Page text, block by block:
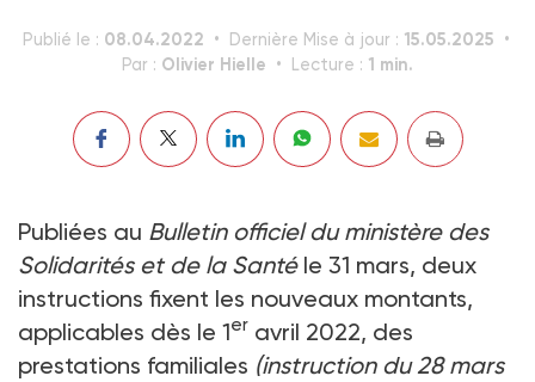
Publié le : 08.04.2022 Dernière Mise à jour : 15.05.2025
Par : Olivier Hielle Lecture : 1 min.
Publiées au Bulletin officiel du ministère des
Solidarités et de la Santéle 31 mars, deux
instructions fixent les nouveaux montants,
applicables dès le 1er avril 2022, des
prestations familiales (instruction du 28 mars